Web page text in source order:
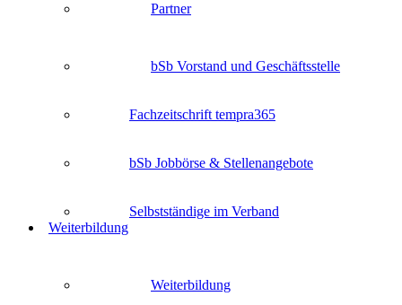
Partner
bSb Vorstand und Geschäftsstelle
Fachzeitschrift tempra365
bSb Jobbörse & Stellenangebote
Selbstständige im Verband
Weiterbildung
Weiterbildung